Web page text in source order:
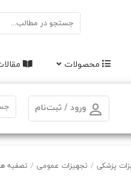
محصولات
ورود / ثبت‌نام
پزشکی / تجهیزات عمومی / تصفیه